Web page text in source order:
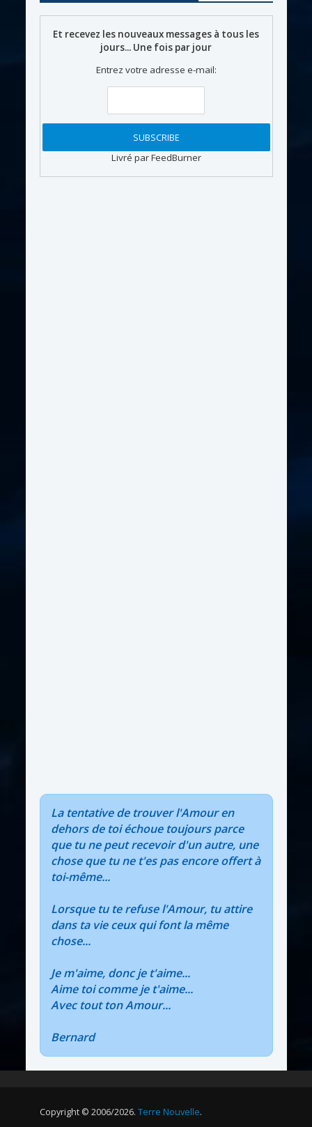
Et recevez les nouveaux messages à tous les
jours... Une fois par jour
Entrez votre adresse e-mail:
Livré par FeedBurner
La tentative de trouver l'Amour en
dehors de toi échoue toujours parce
que tu ne peut recevoir d'un autre, une
chose que tu ne t'es pas encore offert à
toi-même...
Lorsque tu te refuse l'Amour, tu attire
dans ta vie ceux qui font la même
chose...
Je m'aime, donc je t'aime...
Aime toi comme je t'aime...
Avec tout ton Amour...
Bernard
Copyright © 2006/2026. Terre Nouvelle.